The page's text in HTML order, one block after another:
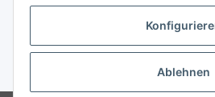
Galerie
* Keine Ausweisung der Mehrwertsteuer
Ablehnen